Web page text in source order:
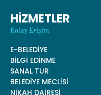
HİZMETLER
Kolay Erişim
E-BELEDİYE
BİLGİ EDİNME
SANAL TUR
BELEDİYE MECLİSİ
NİKAH DAİRESİ